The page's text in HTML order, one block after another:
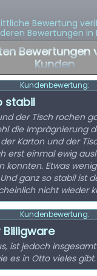
Bewertung
Bewertungen in
Bewertungen
Kunden
Kundenbewertung:
stabil
der Tisch rochen
die Imprägnierung
Karton und der
erst einmal ewig
konnten. Etwas
ganz so stabil ist
nicht wieder
Kundenbewertung:
ist jedoch
es in Otto vieles gibt.